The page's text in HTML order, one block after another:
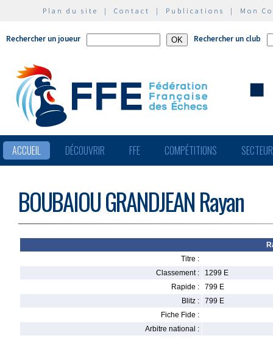
Plan du site | Contact | Publications | Mon
Rechercher un joueur Rechercher un club
ACCUEIL DÉCOUVRIR FFE COMPÉTITIONS
BOUBAIOU GRANDJEAN Rayan
Titre :
Classement :
1299 E
Rapide :
799 E
Blitz :
799 E
Fiche Fide :
Arbitre national :